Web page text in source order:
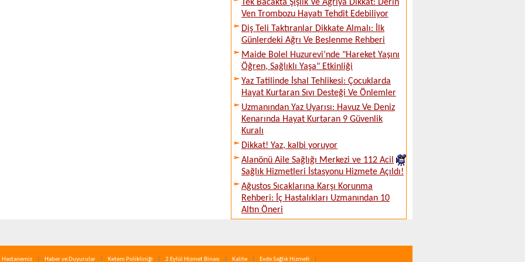
Tek Bacakta Şişlik Ve Ağrıya Dikkat: Derin
Ven Trombozu Hayatı Tehdit Edebiliyor
Diş Teli Taktıranlar Dikkate Almalı: İlk
Günlerdeki Ağrı Ve Beslenme Rehberi
Maide Bolel Huzurevi’nde "Hareket Yaşını
Öğren, Sağlıklı Yaşa" Etkinliği
Yaz Tatilinde İshal Tehlikesi: Çocuklarda
Hayat Kurtaran Sıvı Desteği Ve Önlemler
Uzmanından Yaz Uyarısı: Havuz Ve Deniz
Kenarında Hayat Kurtaran 9 Güvenlik
Kuralı
Dikkat! Yaz, kalbi yoruyor
Alanönü Aile Sağlığı Merkezi ve 112 Acil
Sağlık Hizmetleri İstasyonu Hizmete Açıldı!
Ağustos Sıcaklarına Karşı Korunma
Rehberi: İç Hastalıkları Uzmanından 10
Altın Öneri
Hastanemiz Haber ve Duyurular Ketem Polikliniği 2 Eylül Hizmet Binası Kalite Evde Sağlık Hizmeti